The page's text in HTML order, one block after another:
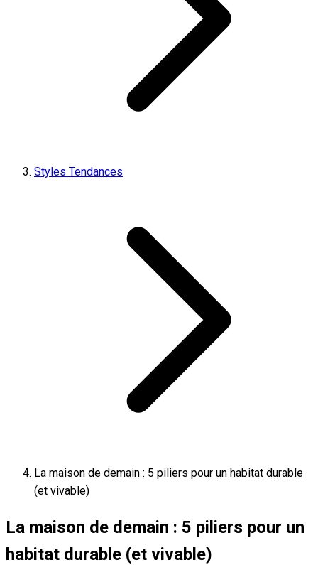
Styles Tendances
La maison de demain : 5 piliers pour un habitat durable
(et vivable)
La maison de demain : 5 piliers pour un
habitat durable (et vivable)